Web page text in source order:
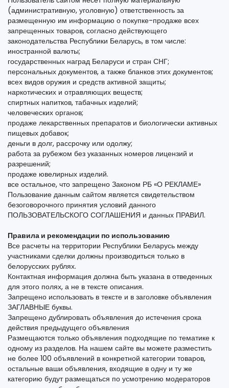
(административную, уголовную) ответственность за
размещенную им информацию о покупке-продаже всех
запрещенных товаров, согласно действующего
законодательства Республики Беларусь, в том числе:
иностранной валюты;
государственных наград Беларуси и стран СНГ;
персональных документов, а также бланков этих документов;
всех видов оружия и средств активной защиты;
наркотических и отравляющих веществ;
спиртных напитков, табачных изделий;
человеческих органов;
продаже лекарственных препаратов и биологически активных
пищевых добавок;
деньги в долг, рассрочку или одолжу;
работа за рубежом без указанных номеров лицензий и
разрешений;
продаже ювелирных изделий.
все остальное, что запрещено Законом РБ «О РЕКЛАМЕ»
Пользование данным сайтом является свидетельством
безоговорочного принятия условий данного
ПОЛЬЗОВАТЕЛЬСКОГО СОГЛАШЕНИЯ и данных ПРАВИЛ.
Правила и рекомендации по использованию
Все расчеты на территории Республики Беларусь между
участниками сделки должны производиться только в
белорусских рублях.
Контактная информация должна быть указана в отведенных
для этого полях, а не в тексте описания.
Запрещено использовать в тексте и в заголовке объявления
ЗАГЛАВНЫЕ буквы.
Запрещено дублировать объявления до истечения срока
действия предыдущего объявления
Размещаются только объявления подходящие по тематике к
одному из разделов. На нашем сайте вы можете разместить
не более 100 объявлений в конкретной категории товаров,
остальные ваши объявления, входящие в одну и ту же
категорию будут размещаться по усмотрению модераторов